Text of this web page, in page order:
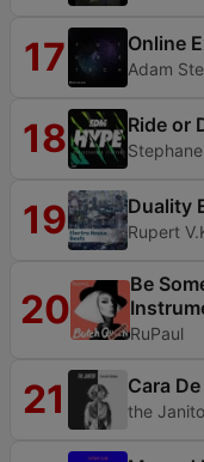
17 Online
Adam
18 Ride or
19 Duality
Rupert
20
Be
RuPaul
21 Cara
the